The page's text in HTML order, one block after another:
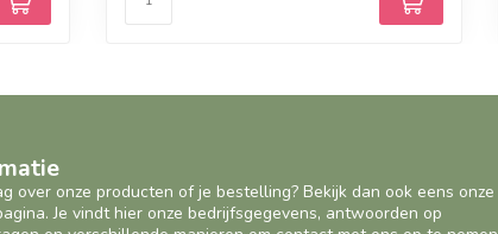
over onze producten of je bestelling? Bekijk dan ook eens onze
Je vindt hier onze bedrijfsgegevens, antwoorden op